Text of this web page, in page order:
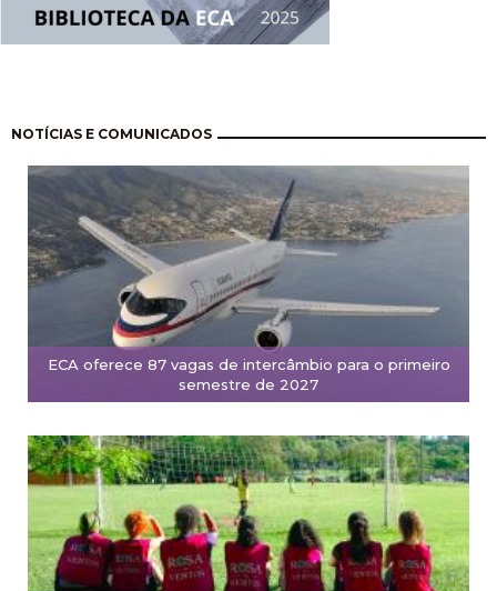
NOTÍCIAS E COMUNICADOS
ECA oferece 87 vagas de intercâmbio para o primeiro
semestre de 2027
Paginación